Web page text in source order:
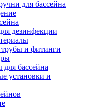
для бассейна
дезинфекции
и фитинги
бассейна
установки и